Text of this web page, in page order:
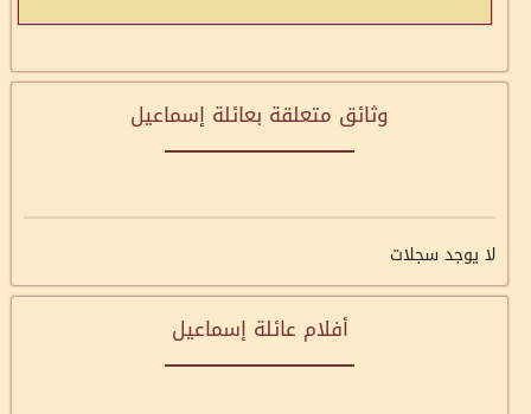
وثائق متعلقة بعائلة إسماعيل
لا يوجد سجلات
أفلام عائلة إسماعيل